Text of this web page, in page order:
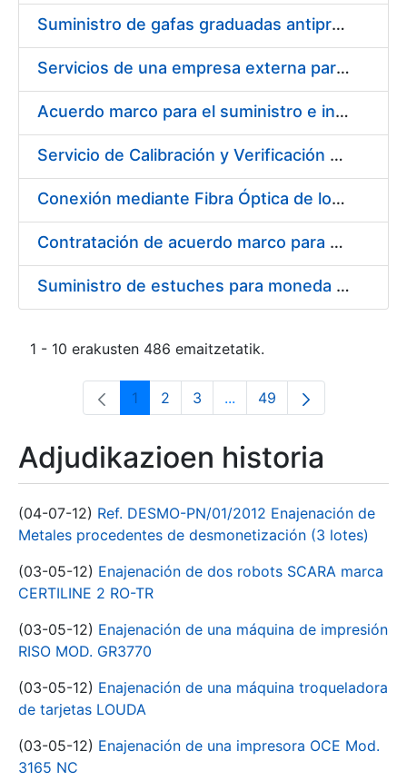
Suministro de gafas graduadas antiproyecciones para los trabajadores de la FNMT-RCM en los centros de trabajo de Madrid y Burgos
Servicios de una empresa externa para el asesoramiento y resolución de los recursos de alzada que se presentan relacionados con procesos de selección para la FNMT-RCM
Acuerdo marco para el suministro e instalación de persianas, estores y otros complementos
Servicio de Calibración y Verificación Externa de los Equipos de Medición del Servicio de Prevención de la FNMT-RCM
Conexión mediante Fibra Óptica de los Centros de Proceso de Datos (CPDs) de las sedes de la FNMT-RCM de Burgos y Madrid
Contratación de acuerdo marco para el Suministro de Material de Electricidad para la Fábrica Nacional de Moneda y Timbre-Real Casa de la Moneda en su centro de trabajo de Burgos
Suministro de estuches para moneda de 30 €
1 - 10 erakusten 486 emaitzetatik.
Orrialdea
1 Orrialdea
2 Orrialdea
3 ...Intermediate Pages Use
Orrialdea
49
Adjudikazioen historia
(04-07-12) Ref. DESMO-PN/01/2012 Enajenación de
Metales procedentes de desmonetización (3 lotes)
(03-05-12) Enajenación de dos robots SCARA marca
CERTILINE 2 RO-TR
(03-05-12) Enajenación de una máquina de impresión
RISO MOD. GR3770
(03-05-12) Enajenación de una máquina troqueladora
de tarjetas LOUDA
(03-05-12) Enajenación de una impresora OCE Mod.
3165 NC